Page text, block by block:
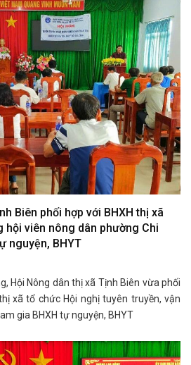
Biên phối hợp với BHXH thị xã
hội viên nông dân phường Chi
nguyện, BHYT
Hội Nông dân thị xã Tịnh Biên vừa phối
xã tổ chức Hội nghị tuyên truyền, vận
gia BHXH tự nguyện, BHYT